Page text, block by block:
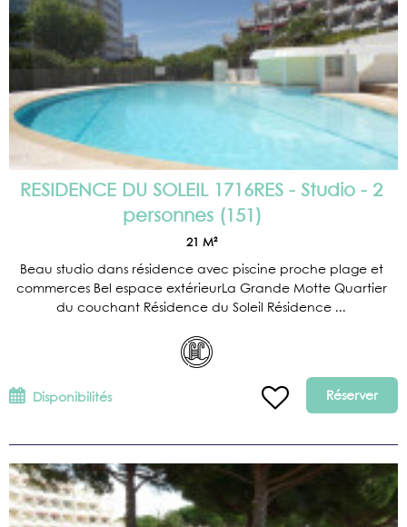
RESIDENCE DU SOLEIL 1716RES - Studio - 2
personnes ( 151 )
21 M²
Beau studio dans résidence avec piscine proche plage et
commerces Bel espace extérieurLa Grande Motte Quartier
du couchant Résidence du Soleil Résidence ...
Disponibilités Réserver